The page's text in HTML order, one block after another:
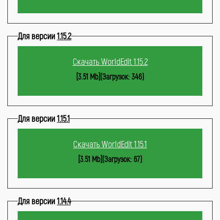
Для версии1.15.2
Скачать WorldEdit 1.15.2
[3.51 Mb](Загрузок: 346)
Для версии1.15.1
Скачать WorldEdit 1.15.1
[3.51 Mb](Загрузок: 67)
Для версии1.14.4